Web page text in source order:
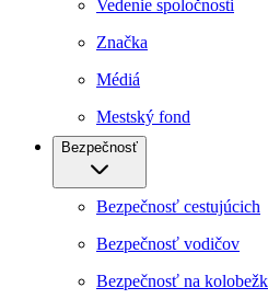
Vedenie spoločnosti
Značka
Médiá
Mestský fond
Bezpečnosť
Bezpečnosť cestujúcich
Bezpečnosť vodičov
Bezpečnosť na